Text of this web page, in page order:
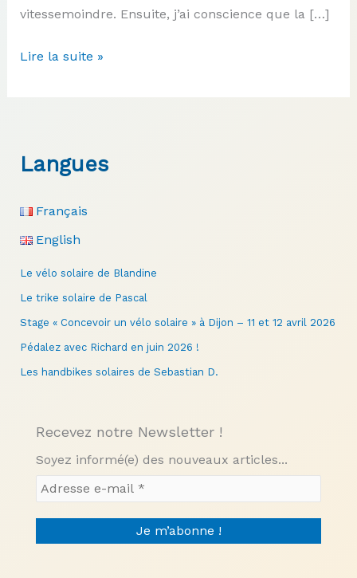
vitessemoindre. Ensuite, j’ai conscience que la […]
Le
de
Lire la suite »
Langues
Français
English
Le vélo solaire de Blandine
Le trike solaire de Pascal
Stage « Concevoir un vélo solaire » à Dijon – 11 et 12 avril 2026
Pédalez avec Richard en juin 2026 !
Les handbikes solaires de Sebastian D.
Recevez notre Newsletter !
Soyez informé(e) des nouveaux articles...